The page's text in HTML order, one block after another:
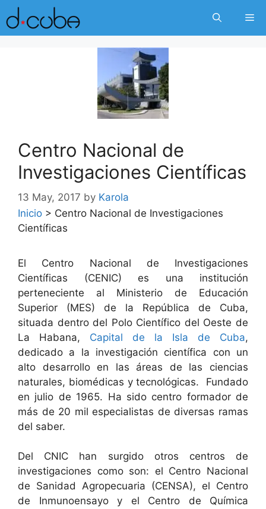
Skip
to
content
Centro Nacional de
Investigaciones Científicas
13 May, 2017 by Karola
Inicio > Centro Nacional de Investigaciones
Científicas
El Centro Nacional de Investigaciones
Científicas (CENIC) es una institución
perteneciente al Ministerio de Educación
Superior (MES) de la República de Cuba,
situada dentro del Polo Científico del Oeste de
La Habana, Capital de la Isla de Cuba,
dedicado a la investigación científica con un
alto desarrollo en las áreas de las ciencias
naturales, biomédicas y tecnológicas. Fundado
en julio de 1965. Ha sido centro formador de
más de 20 mil especialistas de diversas ramas
del saber.
Del CNIC han surgido otros centros de
investigaciones como son: el Centro Nacional
de Sanidad Agropecuaria (CENSA), el Centro
de Inmunoensayo y el Centro de Química